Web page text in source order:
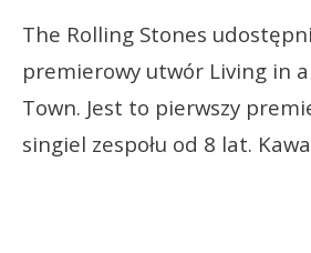
The Rolling Stones
premierowy utwór Living in
Town. Jest to pierwszy
singiel zespołu od 8 lat.